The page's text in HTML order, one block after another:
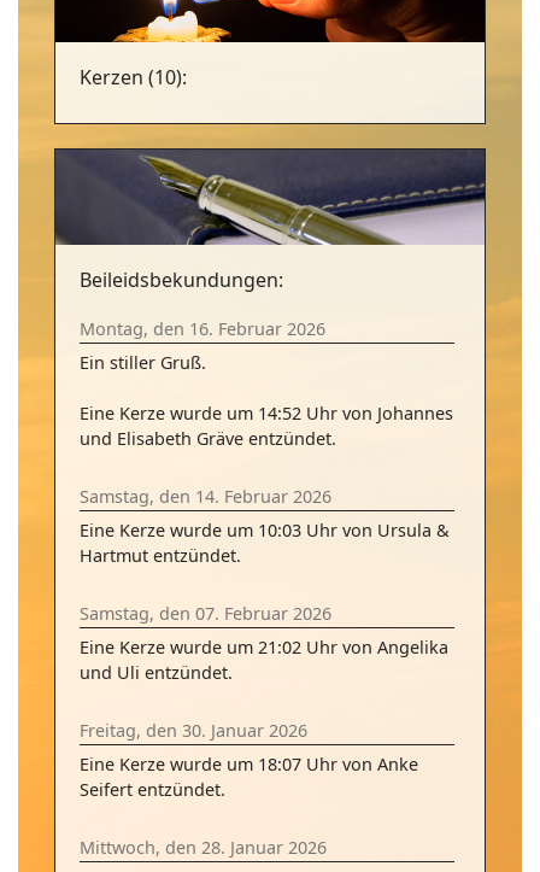
Kerzen (10):
Beileidsbekundungen:
Montag, den 16. Februar 2026
Ein stiller Gruß.
Eine Kerze wurde um 14:52 Uhr von Johannes
und Elisabeth Gräve entzündet.
Samstag, den 14. Februar 2026
Eine Kerze wurde um 10:03 Uhr von Ursula &
Hartmut entzündet.
Samstag, den 07. Februar 2026
Eine Kerze wurde um 21:02 Uhr von Angelika
und Uli entzündet.
Freitag, den 30. Januar 2026
Eine Kerze wurde um 18:07 Uhr von Anke
Seifert entzündet.
Mittwoch, den 28. Januar 2026